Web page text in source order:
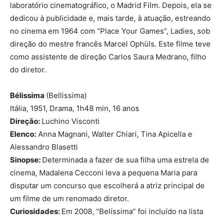
laboratório cinematográfico, o Madrid Film. Depois, ela se
dedicou à publicidade e, mais tarde, à atuação, estreando
no cinema em 1964 com “Place Your Games”, Ladies, sob
direção do mestre francês Marcel Ophüls. Este filme teve
como assistente de direção Carlos Saura Medrano, filho
do diretor.
Bélissima (Bellissima)
Itália, 1951, Drama, 1h48 min, 16 anos
Direção: Luchino Visconti
Elenco: Anna Magnani, Walter Chiari, Tina Apicella e
Alessandro Blasetti
Sinopse: Determinada a fazer de sua filha uma estrela de
cinema, Madalena Cecconi leva a pequena Maria para
disputar um concurso que escolherá a atriz principal de
um filme de um renomado diretor.
Curiosidades: Em 2008, “Belíssima” foi incluído na lista